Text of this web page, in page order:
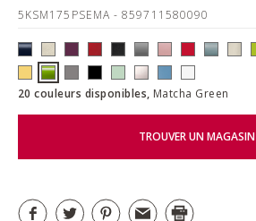
5KSM175PSEMA- 859711580090
20 couleurs disponibles, Matcha Green
TROUVER UN MAGASIN